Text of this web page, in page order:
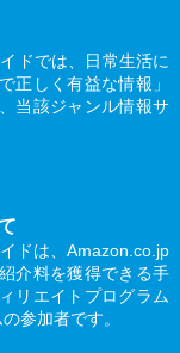
ドでは、日常生活に
正しく有益な情報」
当該ジャンル情報サ
ドは、Amazon.co.jp
介料を獲得できる手
リエイトプログラム
参加者です。